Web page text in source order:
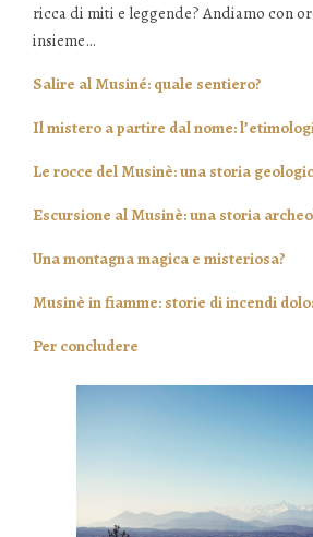
ricca di miti e leggende? Andiamo con
insieme…
Salire al Musiné: quale sentiero?
Il mistero a partire dal nome:
Le rocce del Musinè: una storia
Escursione al Musinè: una storia
Una montagna magica e misteriosa?
Musinè in fiamme: storie di incendi
Per concludere